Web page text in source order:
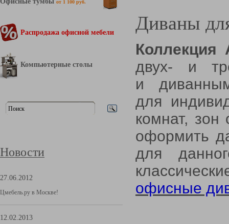
от 1 100 руб.
Распродажа офисной мебели
Компьютерные столы
Новости
27.06.2012
Цмебель.ру в Москве!
12.02.2013
Диваны
Коллекция
двух- и
и
для
комнат,
оформить
для
офисные